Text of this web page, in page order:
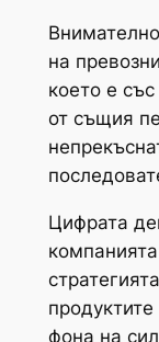
на
което е
от същия
Цифрата
фона на